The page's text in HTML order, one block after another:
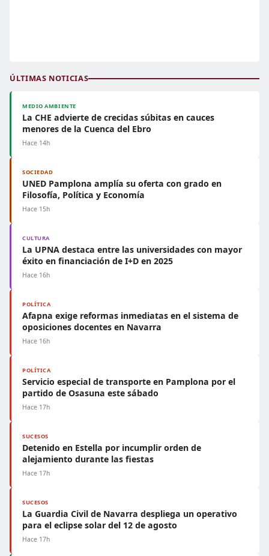
ÚLTIMAS NOTICIAS
MEDIO AMBIENTE
La CHE advierte de crecidas súbitas en cauces
menores de la Cuenca del Ebro
Hace 14h
SOCIEDAD
UNED Pamplona amplía su oferta con grado en
Filosofía, Política y Economía
Hace 15h
CULTURA
La UPNA destaca entre las universidades con mayor
éxito en financiación de I+D en 2025
Hace 16h
POLÍTICA
Afapna exige reformas inmediatas en el sistema de
oposiciones docentes en Navarra
Hace 16h
POLÍTICA
Servicio especial de transporte en Pamplona por el
partido de Osasuna este sábado
Hace 17h
SUCESOS
Detenido en Estella por incumplir orden de
alejamiento durante las fiestas
Hace 17h
SUCESOS
La Guardia Civil de Navarra despliega un operativo
para el eclipse solar del 12 de agosto
Hace 17h